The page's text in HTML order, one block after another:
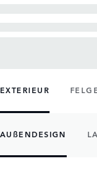
EXTERIEUR
AUßENDESIGN